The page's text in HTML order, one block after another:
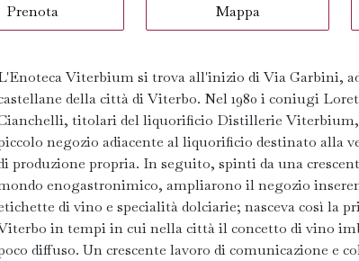
Prenota Mappa
Viterbium si trova all'inizio di Via Garbini,
della città di Viterbo. Nel 1980 i coniugi
titolari del liquorificio Distillerie
negozio adiacente al liquorificio destinato alla
produzione propria. In seguito, spinti da una
enogastronimico, ampliarono il negozio
di vino e specialità dolciarie; nasceva così la
in tempi in cui nella città il concetto di vino
diffuso. Un crescente lavoro di comunicazione e